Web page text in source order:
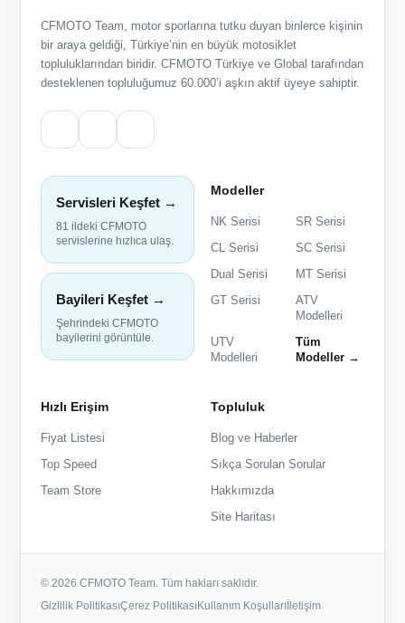
CFMOTO Team, motor sporlarına tutku duyan binlerce kişinin
bir araya geldiği, Türkiye’nin en büyük motosiklet
topluluklarından biridir. CFMOTO Türkiye ve Global tarafından
desteklenen topluluğumuz 60.000’i aşkın aktif üyeye sahiptir.
Servisleri Keşfet →
81 ildeki CFMOTO
servislerine hızlıca ulaş.
Bayileri Keşfet →
Şehrindeki CFMOTO
bayilerini görüntüle.
Modeller
NK Serisi
SR Serisi
CL Serisi
SC Serisi
Dual Serisi
MT Serisi
GT Serisi
ATV
Modelleri
UTV
Modelleri
Tüm
Modeller →
Hızlı Erişim
Fiyat Listesi
Top Speed
Team Store
Topluluk
Blog ve Haberler
Sıkça Sorulan Sorular
Hakkımızda
Site Haritası
© 2026 CFMOTO Team. Tüm hakları saklıdır.
Gizlilik PolitikasıÇerez PolitikasıKullanım Koşulları İletişim